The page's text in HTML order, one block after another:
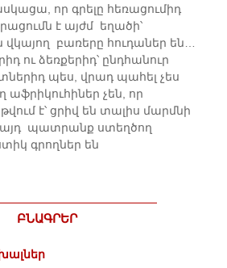
որ գրելը հեռացումիդ
է այժմ եղածի՝
բառերը հուդաներ են…
ու ձեռքերիդ՝ ընդհանուր
պես, վրադ պահել չես
աֆրիկուհիներ չեն, որ
է՝ ցրիվ են տալիս մարմնի
պատրանք ստեղծող
գրողներ են
ԲՆԱԳՐԵՐ